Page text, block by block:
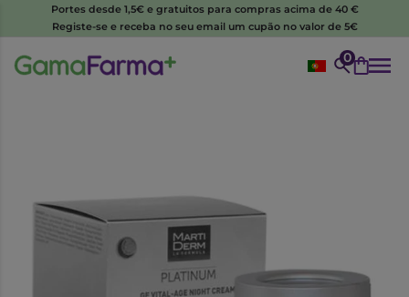
Portes desde 1,5€ e gratuitos para compras acima de 40 €
Registe-se e receba no seu email um cupão no valor de 5€
0